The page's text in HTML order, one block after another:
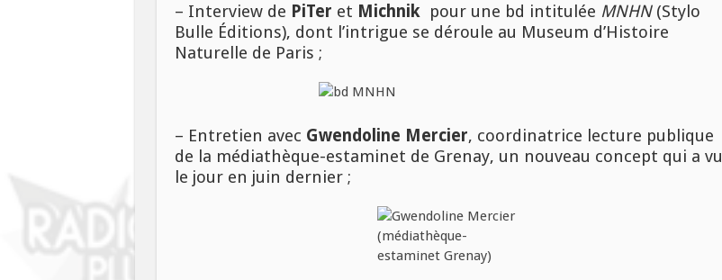
– Interview de PiTer et Michnik pour une bd intitulée MNHN(Stylo
Bulle Éditions), dont l’intrigue se déroule au Museum d’Histoire
Naturelle de Paris ;
– Entretien avec Gwendoline Mercier, coordinatrice lecture publique
de la médiathèque-estaminet de Grenay, un nouveau concept qui a vu
le jour en juin dernier ;